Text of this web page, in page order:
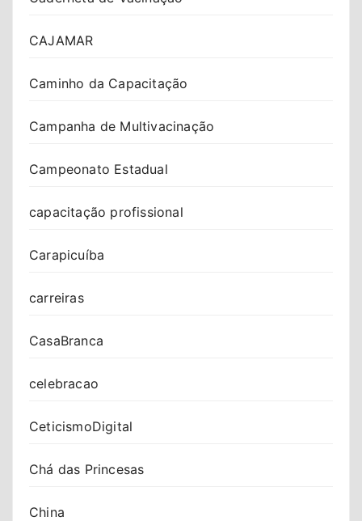
CAJAMAR
Caminho da Capacitação
Campanha de Multivacinação
Campeonato Estadual
capacitação profissional
Carapicuíba
carreiras
CasaBranca
celebracao
CeticismoDigital
Chá das Princesas
China